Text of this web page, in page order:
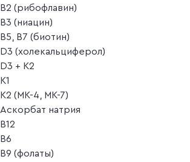
B2 (рибофлавин)
B3 (ниацин)
B5, B7 (биотин)
D3 (холекальциферол)
D3 + K2
K1
K2 (MK-4, MK-7)
Аскорбат натрия
В12
В6
В9 (фолаты)